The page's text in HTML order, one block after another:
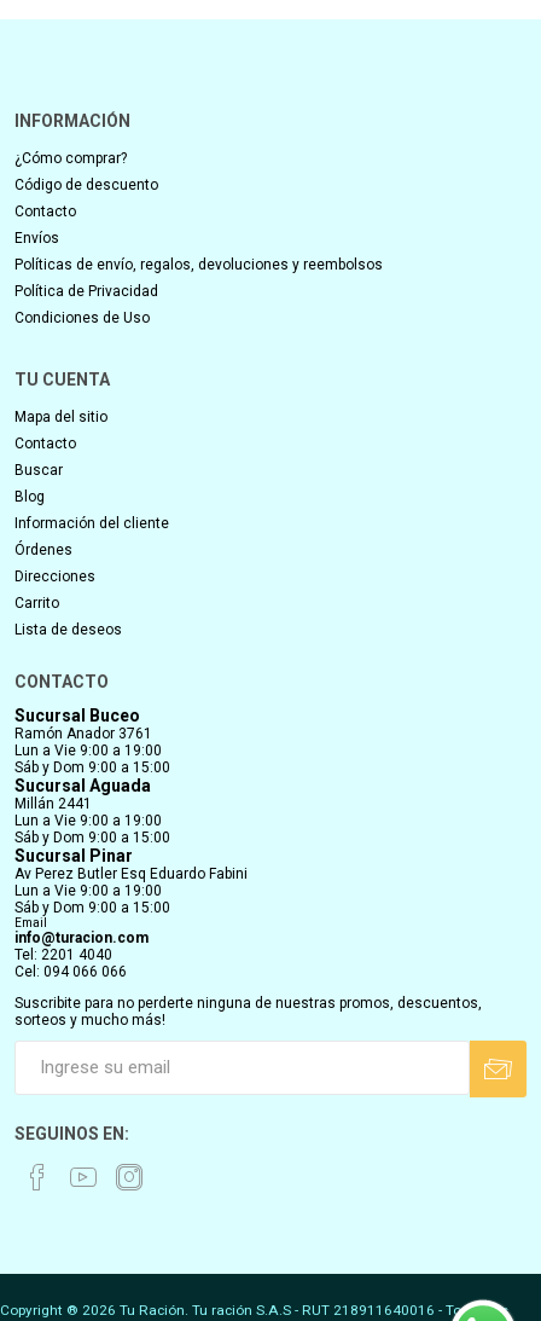
INFORMACIÓN
¿Cómo comprar?
Código de descuento
Contacto
Envíos
Políticas de envío, regalos, devoluciones y reembolsos
Política de Privacidad
Condiciones de Uso
TU CUENTA
Mapa del sitio
Contacto
Buscar
Blog
Información del cliente
Órdenes
Direcciones
Carrito
Lista de deseos
CONTACTO
Sucursal Buceo
Ramón Anador 3761
Lun a Vie 9:00 a 19:00
Sáb y Dom 9:00 a 15:00
Sucursal Aguada
Millán 2441
Lun a Vie 9:00 a 19:00
Sáb y Dom 9:00 a 15:00
Sucursal Pinar
Av Perez Butler Esq Eduardo Fabini
Lun a Vie 9:00 a 19:00
Sáb y Dom 9:00 a 15:00
Email
info@turacion.com
Tel: 2201 4040
Cel: 094 066 066
Suscribite para no perderte ninguna de nuestras promos, descuentos,
sorteos y mucho más!
SEGUINOS EN:
Copyright ® 2026 Tu Ración. Tu ración S.A.S - RUT 218911640016 - Todos los